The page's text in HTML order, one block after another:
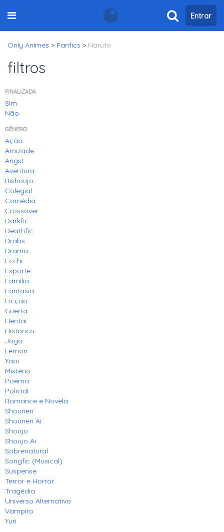
Entrar
Only Animes > Fanfics > Naruto
filtros
FINALIZADA
Sim
Não
GÊNERO
Ação
Amizade
Angst
Aventura
Bishoujo
Colegial
Comédia
Crossover
Darkfic
Deathfic
Drabs
Drama
Ecchi
Esporte
Família
Fantasia
Ficção
Guerra
Hentai
Histórico
Jogo
Lemon
Yaoi
Mistério
Poema
Policial
Romance e Novela
Shounen
Shounen Ai
Shoujo
Shoujo Ai
Sobrenatural
Songfic (Musical)
Suspense
Terror e Horror
Tragédia
Universo Alternativo
Vampiro
Yuri